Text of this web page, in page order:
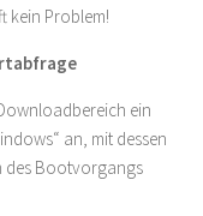
kein Problem!
ein
an, mit dessen
des Bootvorgangs